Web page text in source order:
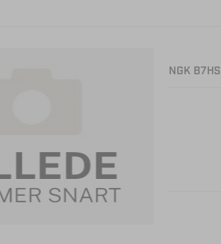
NGK B7HS